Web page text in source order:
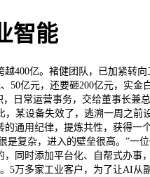
智能
亿。褚健团队，已加紧转向
亿元，还要砸200亿元，实
日常运营事务，交给董事长
某设备失效了，逃溯一周之
通用纪律，提炼共性，获得
复杂，进入的壁垒很高。”
同时添加平台化、自帮式办
万多家工业客户，为了让AI